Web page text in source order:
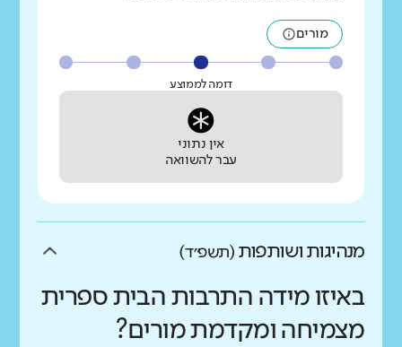
מורים
דומה לממוצע
אין נתוני
עבר להשוואה
מנהיגות ושותפות (תשפ״ד)
באיזו מידה התרבות הבית ספרית
מצמיחה ומקדמת מורים?